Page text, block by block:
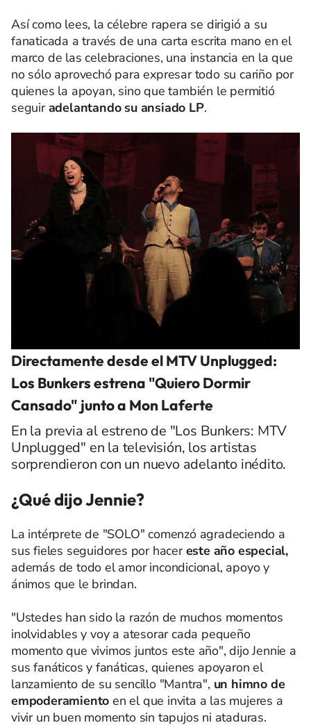
Así como lees, la célebre rapera se dirigió a su
fanaticada a través de una carta escrita mano en el
marco de las celebraciones, una instancia en la que
no sólo aprovechó para expresar todo su cariño por
quienes la apoyan, sino que también le permitió
seguiradelantando su ansiado LP.
Directamente desde el MTV Unplugged:
Los Bunkers estrena "Quiero Dormir
Cansado" junto a Mon Laferte
En la previa al estreno de "Los Bunkers: MTV
Unplugged" en la televisión, los artistas
sorprendieron con un nuevo adelanto inédito.
¿Qué dijo Jennie?
La intérprete de "SOLO" comenzó agradeciendo a
sus fieles seguidores por hacereste año especial,
además de todo el amor incondicional, apoyo y
ánimos que le brindan.
"Ustedes han sido la razón de muchos momentos
inolvidables y voy a atesorar cada pequeño
momento que vivimos juntos este año", dijo Jennie a
sus fanáticos y fanáticas, quienes apoyaron el
lanzamiento de su sencillo "Mantra", un himno de
empoderamiento en el que invita a las mujeres a
vivir un buen momento sin tapujos ni ataduras.